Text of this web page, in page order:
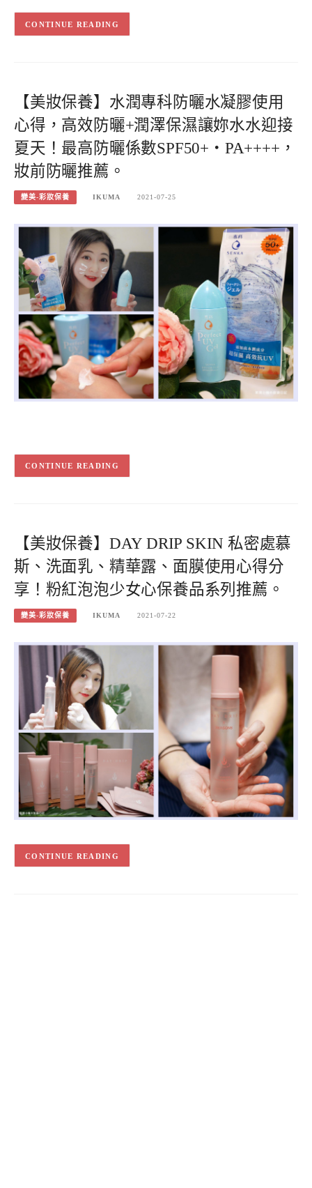
CONTINUE READING
【美妝保養】水潤專科防曬水凝膠使用
心得，高效防曬+潤澤保濕讓妳水水迎接
夏天！最高防曬係數SPF50+・PA++++，
妝前防曬推薦。
變美-彩妝保養 IKUMA 2021-07-25
CONTINUE READING
【美妝保養】DAY DRIP SKIN 私密處慕
斯、洗面乳、精華露、面膜使用心得分
享！粉紅泡泡少女心保養品系列推薦。
變美-彩妝保養 IKUMA 2021-07-22
CONTINUE READING